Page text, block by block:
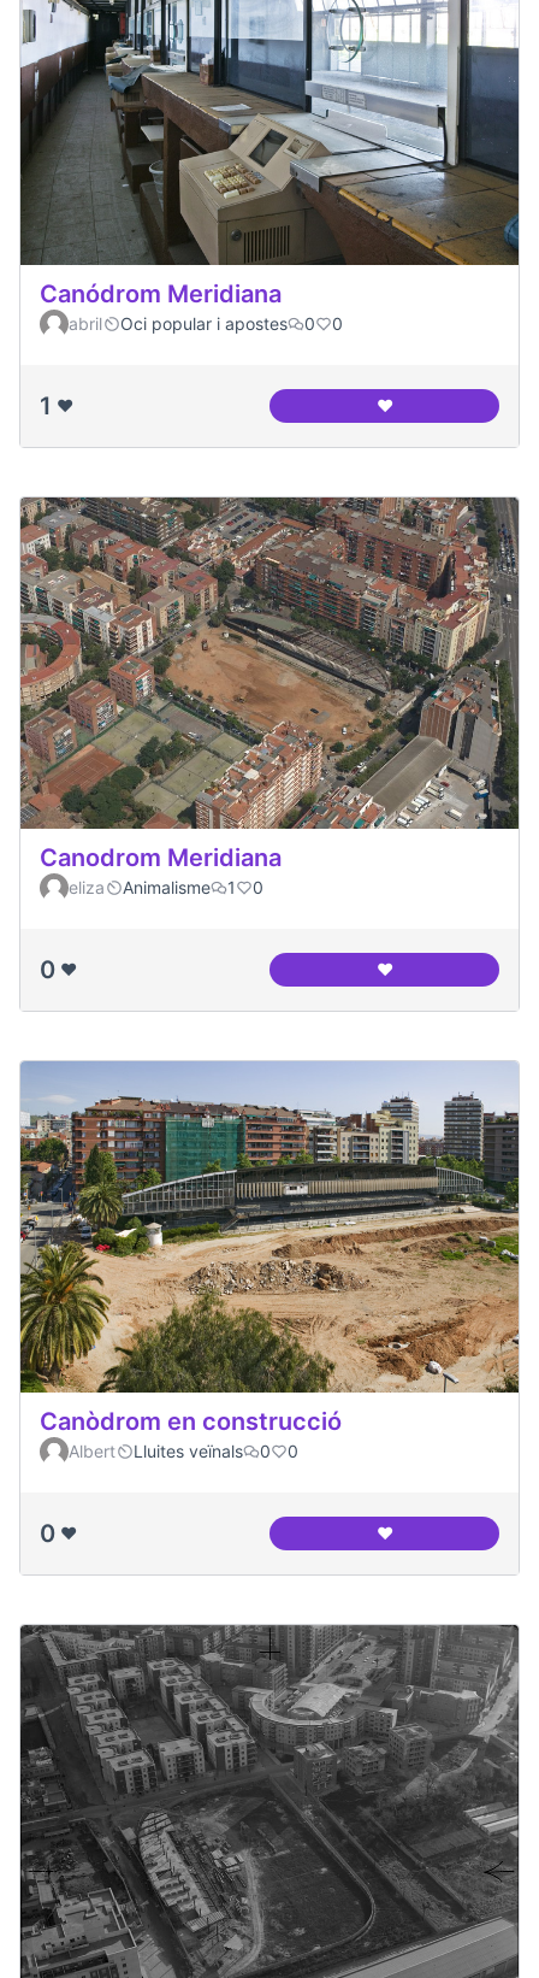
Canódrom Meridiana
abril Oci popular i apostes 0 0
1 ❤️ ❤️Canódrom
Canodrom Meridiana
eliza Animalisme 1 0
0 ❤️ ❤️Canodrom
Canòdrom en construcció
Albert Lluites veïnals 0 0
0 ❤️ ❤️Canòdrom en